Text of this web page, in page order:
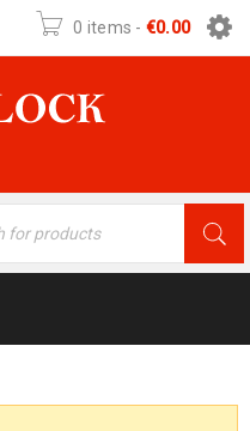
0 items - €0.00